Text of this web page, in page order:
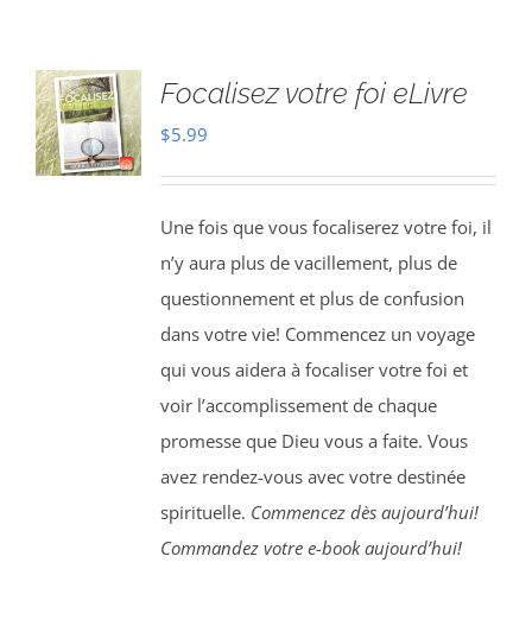
Focalisez votre foi eLivre
$5.99
Une fois que vous focaliserez votre foi, il
n’y aura plus de vacillement, plus de
questionnement et plus de confusion
dans votre vie! Commencez un voyage
qui vous aidera à focaliser votre foi et
voir l’accomplissement de chaque
promesse que Dieu vous a faite. Vous
avez rendez-vous avec votre destinée
spirituelle. Commencez dès aujourd’hui!
Commandez votre e-book aujourd’hui!